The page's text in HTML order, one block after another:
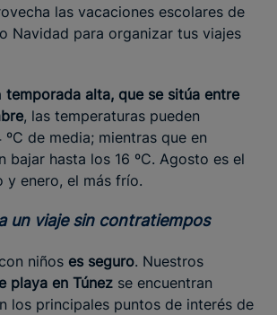
las vacaciones escolares de
Navidad para organizar tus viajes
temporada alta, que se sitúa entre
, las temperaturas pueden
de media; mientras que en
bajar hasta los 16 ºC. Agosto es el
y enero, el más frío.
un viaje sin contratiempos
niños es seguro. Nuestros
playa en Túnez se encuentran
los principales puntos de interés de